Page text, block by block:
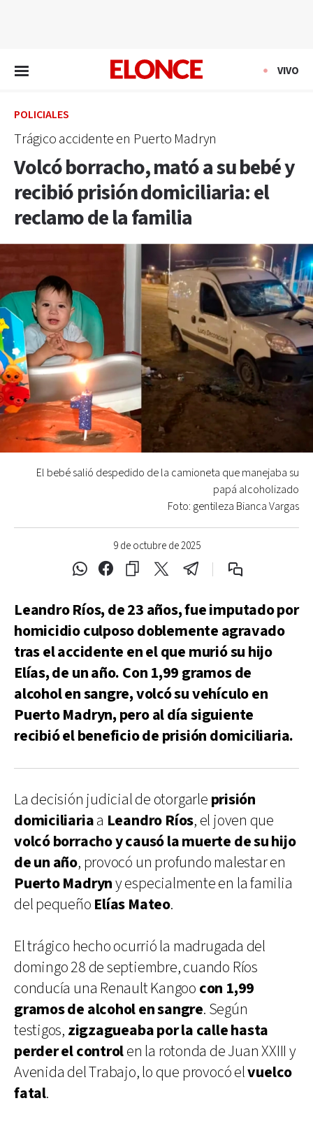
VIVO
POLICIALES
Trágico accidente en Puerto Madryn
Volcó borracho, mató a su bebé y
recibió prisión domiciliaria: el
reclamo de la familia
9 de octubre de 2025
El bebé salió despedido de la camioneta que manejaba su
papá alcoholizado
Foto: gentileza Bianca Vargas
Leandro Ríos, de 23 años, fue imputado por
homicidio culposo doblemente agravado
tras el accidente en el que murió su hijo
Elías, de un año. Con 1,99 gramos de
alcohol en sangre, volcó su vehículo en
Puerto Madryn, pero al día siguiente
recibió el beneficio de prisión domiciliaria.
La decisión judicial de otorgarle prisión
domiciliariaa Leandro Ríos, el joven que
volcó borracho y causó la muerte de su hijo
de un año, provocó un profundo malestar en
Puerto Madryny especialmente en la familia
del pequeño Elías Mateo.
El trágico hecho ocurrió la madrugada del
domingo 28 de septiembre, cuando Ríos
conducía una Renault Kangoo con 1,99
gramos de alcohol en sangre. Según
testigos, zigzagueaba por la calle hasta
perder el controlen la rotonda de Juan XXIII y
Avenida del Trabajo, lo que provocó elvuelco
fatal.